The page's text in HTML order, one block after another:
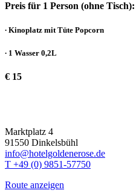
Preis für 1 Person (ohne Tisch):
∙ Kinoplatz mit Tüte Popcorn
∙ 1 Wasser 0,2L
€ 15
Marktplatz 4
91550 Dinkelsbühl
info@hotelgoldenerose.de
T +49 (0) 9851-57750
Route anzeigen